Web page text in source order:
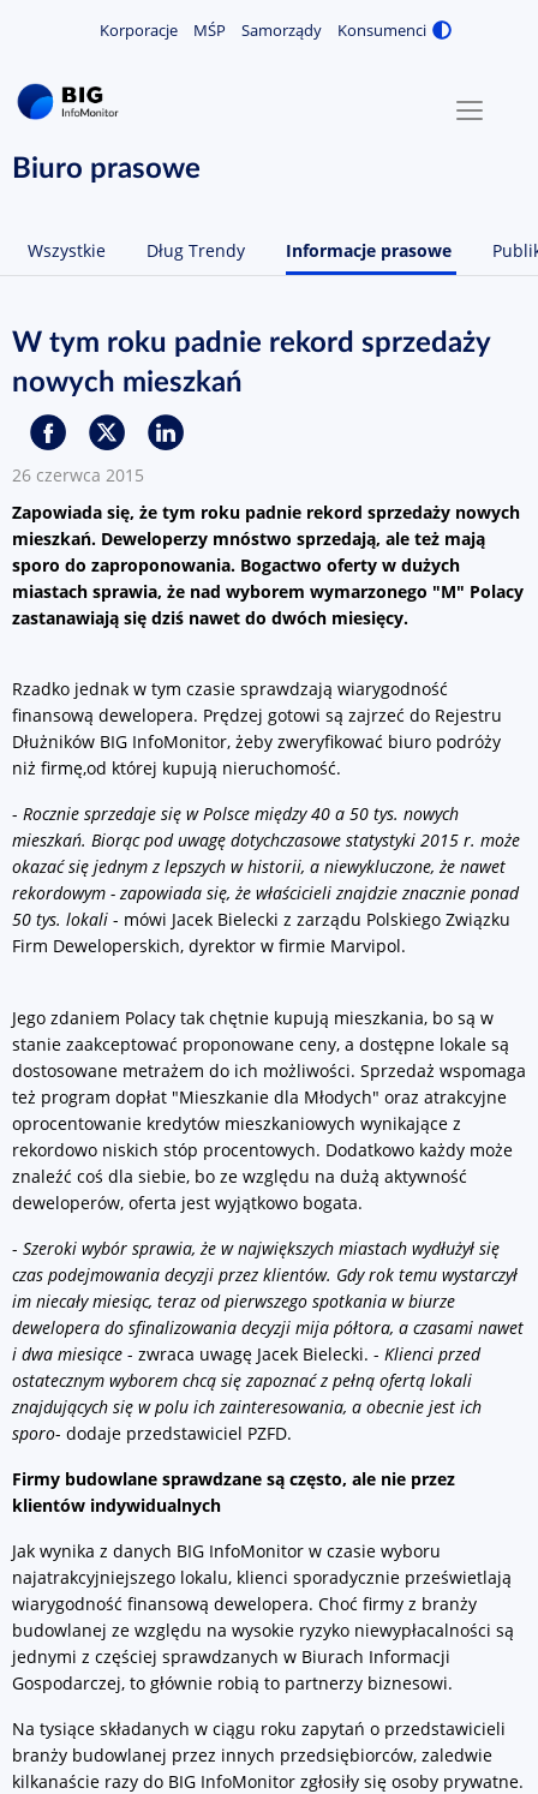
Korporacje MŚP Samorządy Konsumenci
MENU
O NAS
KONTAKT
Biuro prasowe
Wszystkie Dług Trendy Informacje prasowe
W tym roku padnie rekord sprzedaży
nowych mieszkań
26 czerwca 2015
Zapowiada się, że tym roku padnie rekord sprzedaży nowych
mieszkań. Deweloperzy mnóstwo sprzedają, ale też mają
sporo do zaproponowania. Bogactwo oferty w dużych
miastach sprawia, że nad wyborem wymarzonego "M" Polacy
zastanawiają się dziś nawet do dwóch miesięcy.
Rzadko jednak w tym czasie sprawdzają wiarygodność
finansową dewelopera. Prędzej gotowi są zajrzeć do Rejestru
Dłużników BIG InfoMonitor, żeby zweryfikować biuro podróży
niż firmę,od której kupują nieruchomość.
- Rocznie sprzedaje się w Polsce między 40 a 50 tys. nowych
mieszkań. Biorąc pod uwagę dotychczasowe statystyki 2015 r. może
okazać się jednym z lepszych w historii, a niewykluczone, że nawet
rekordowym - zapowiada się, że właścicieli znajdzie znacznie ponad
50 tys. lokali - mówi Jacek Bielecki z zarządu Polskiego Związku
Firm Deweloperskich, dyrektor w firmie Marvipol.
Jego zdaniem Polacy tak chętnie kupują mieszkania, bo są w
stanie zaakceptować proponowane ceny, a dostępne lokale są
dostosowane metrażem do ich możliwości. Sprzedaż wspomaga
też program dopłat "Mieszkanie dla Młodych" oraz atrakcyjne
oprocentowanie kredytów mieszkaniowych wynikające z
rekordowo niskich stóp procentowych. Dodatkowo każdy może
znaleźć coś dla siebie, bo ze względu na dużą aktywność
deweloperów, oferta jest wyjątkowo bogata.
- Szeroki wybór sprawia, że w największych miastach wydłużył się
czas podejmowania decyzji przez klientów. Gdy rok temu wystarczył
im niecały miesiąc, teraz od pierwszego spotkania w biurze
dewelopera do sfinalizowania decyzji mija półtora, a czasami nawet
i dwa miesiące - zwraca uwagę Jacek Bielecki. - Klienci przed
ostatecznym wyborem chcą się zapoznać z pełną ofertą lokali
znajdujących się w polu ich zainteresowania, a obecnie jest ich
sporo- dodaje przedstawiciel PZFD.
Firmy budowlane sprawdzane są często, ale nie przez
klientów indywidualnych
Jak wynika z danych BIG InfoMonitor w czasie wyboru
najatrakcyjniejszego lokalu, klienci sporadycznie prześwietlają
wiarygodność finansową dewelopera. Choć firmy z branży
budowlanej ze względu na wysokie ryzyko niewypłacalności są
jednymi z częściej sprawdzanych w Biurach Informacji
Gospodarczej, to głównie robią to partnerzy biznesowi.
Na tysiące składanych w ciągu roku zapytań o przedstawicieli
branży budowlanej przez innych przedsiębiorców, zaledwie
kilkanaście razy do BIG InfoMonitor zgłosiły się osoby prywatne.